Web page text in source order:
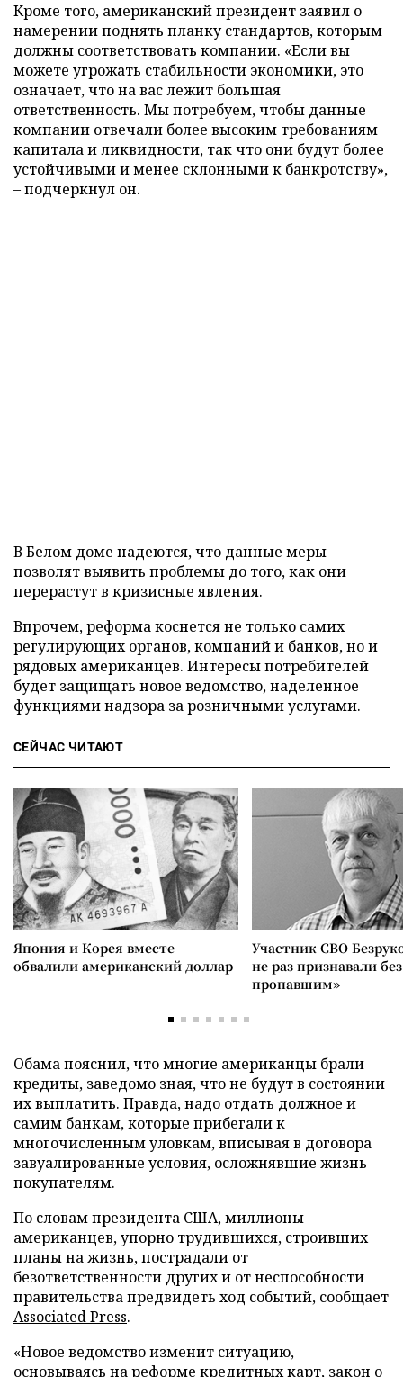
Кроме того, американский президент заявил о
намерении поднять планку стандартов, которым
должны соответствовать компании. «Если вы
можете угрожать стабильности экономики, это
означает, что на вас лежит большая
ответственность. Мы потребуем, чтобы данные
компании отвечали более высоким требованиям
капитала и ликвидности, так что они будут более
устойчивыми и менее склонными к банкротству»,
– подчеркнул он.
В Белом доме надеются, что данные меры
позволят выявить проблемы до того, как они
перерастут в кризисные явления.
Впрочем, реформа коснется не только самих
регулирующих органов, компаний и банков, но и
рядовых американцев. Интересы потребителей
будет защищать новое ведомство, наделенное
функциями надзора за розничными услугами.
СЕЙЧАС ЧИТАЮТ
Япония и Корея вместе
обвалили американский доллар
Участник СВО
не раз признавали
пропавшим»
Обама пояснил, что многие американцы брали
кредиты, заведомо зная, что не будут в состоянии
их выплатить. Правда, надо отдать должное и
самим банкам, которые прибегали к
многочисленным уловкам, вписывая в договора
завуалированные условия, осложнявшие жизнь
покупателям.
По словам президента США, миллионы
американцев, упорно трудившихся, строивших
планы на жизнь, пострадали от
безответственности других и от неспособности
правительства предвидеть ход событий, сообщает
Associated Press.
«Новое ведомство изменит ситуацию,
основываясь на реформе кредитных карт, закон о